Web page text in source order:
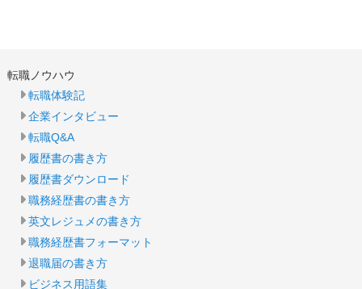
転職ノウハウ
転職体験記
企業インタビュー
転職Q&A
履歴書の書き方
履歴書ダウンロード
職務経歴書の書き方
英文レジュメの書き方
職務経歴書フォーマット
退職届の書き方
ビジネス用語集